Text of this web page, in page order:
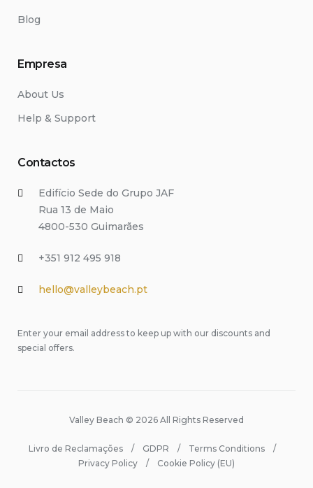
Blog
Empresa
About Us
Help & Support
Contactos
Edifício Sede do Grupo JAF
Rua 13 de Maio
4800-530 Guimarães
+351 912 495 918
hello@valleybeach.pt
Enter your email address to keep up with our discounts and
special offers.
Valley Beach © 2026 All Rights Reserved
Livro de Reclamações GDPR
Terms Conditions
Privacy Policy
Cookie Policy (EU)